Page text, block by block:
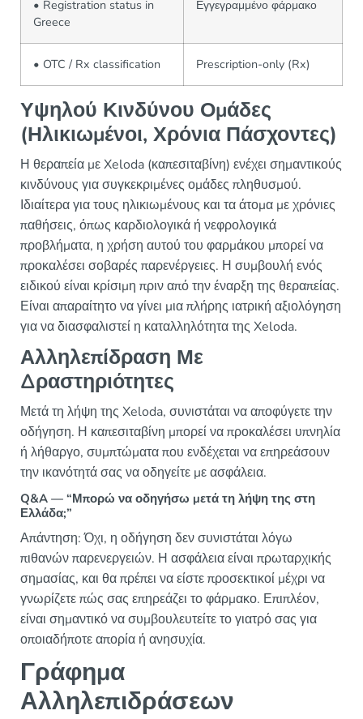
• Registration status in
Greece
Εγγεγραμμένο φάρμακο
• OTC / Rx classification Prescription-only (Rx)
Υψηλού Κινδύνου Ομάδες
(Ηλικιωμένοι, Χρόνια Πάσχοντες)
Η θεραπεία με Xeloda (καπεσιταβίνη) ενέχει σημαντικούς
κινδύνους για συγκεκριμένες ομάδες πληθυσμού.
Ιδιαίτερα για τους ηλικιωμένους και τα άτομα με χρόνιες
παθήσεις, όπως καρδιολογικά ή νεφρολογικά
προβλήματα, η χρήση αυτού του φαρμάκου μπορεί να
προκαλέσει σοβαρές παρενέργειες. Η συμβουλή ενός
ειδικού είναι κρίσιμη πριν από την έναρξη της θεραπείας.
Είναι απαραίτητο να γίνει μια πλήρης ιατρική αξιολόγηση
για να διασφαλιστεί η καταλληλότητα της Xeloda.
Αλληλεπίδραση Με
Δραστηριότητες
Μετά τη λήψη της Xeloda, συνιστάται να αποφύγετε την
οδήγηση. Η καπεσιταβίνη μπορεί να προκαλέσει υπνηλία
ή λήθαργο, συμπτώματα που ενδέχεται να επηρεάσουν
την ικανότητά σας να οδηγείτε με ασφάλεια.
Q&A — “Μπορώ να οδηγήσω μετά τη λήψη της στη
Ελλάδα;”
Απάντηση: Όχι, η οδήγηση δεν συνιστάται λόγω
πιθανών παρενεργειών. Η ασφάλεια είναι πρωταρχικής
σημασίας, και θα πρέπει να είστε προσεκτικοί μέχρι να
γνωρίζετε πώς σας επηρεάζει το φάρμακο. Επιπλέον,
είναι σημαντικό να συμβουλευτείτε το γιατρό σας για
οποιαδήποτε απορία ή ανησυχία.
Γράφημα
Αλληλεπιδράσεων